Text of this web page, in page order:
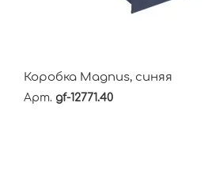
Коробка Magnus, синяя
Арт. gf-12771.40